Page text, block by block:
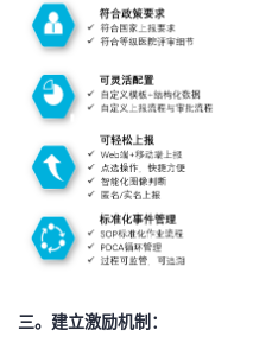
三。 建立激励机制：